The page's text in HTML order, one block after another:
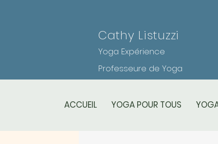
Cathy Listuzzi
Professeure de Yoga
Yoga Expérience
ACCUEIL YOGA POUR TOUS